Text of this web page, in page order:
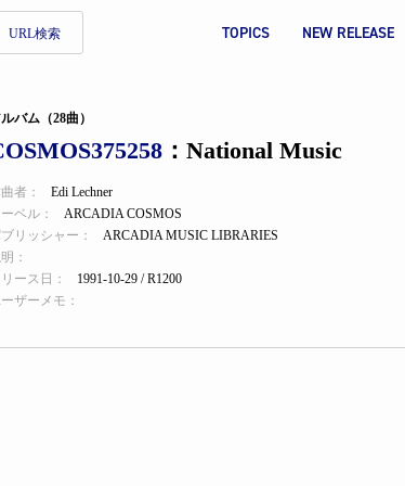
URL検索 TOPICS NEW RELEASE
バム（28曲）
：National Music
者：
Edi Lechner
ベル：
ARCADIA COSMOS
リッシャー：
ARCADIA MUSIC LIBRARIES
：
ース日：
1991-10-29 / R1200
ザーメモ：